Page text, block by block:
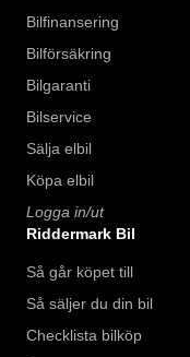
Bilfinansering
Bilförsäkring
Bilgaranti
Bilservice
Sälja elbil
Köpa elbil
Logga in/ut
Riddermark Bil
Så går köpet till
Så säljer du din bil
Checklista bilköp